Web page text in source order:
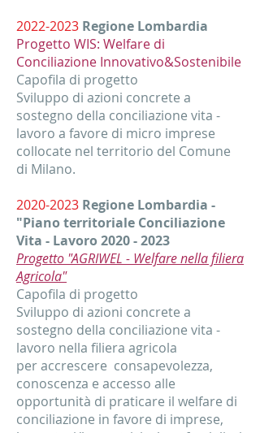
2022-2023 Regione Lombardia
Progetto WIS: Welfare di
Conciliazione Innovativo&Sostenibile
Capofila di progetto
Sviluppo di azioni concrete a
sostegno della conciliazione vita -
lavoro a favore di micro imprese
collocate nel territorio del Comune
di Milano.
2020-2023 Regione Lombardia -
"Piano territoriale Conciliazione
Vita - Lavoro 2020 - 2023
Progetto "AGRIWEL - Welfare nella filiera
Agricola"
Capofila di progetto
Sviluppo di azioni concrete a
sostegno della conciliazione vita -
lavoro nella filiera agricola
per accrescere consapevolezza,
conoscenza e accesso alle
opportunità di praticare il welfare di
conciliazione in favore di imprese,